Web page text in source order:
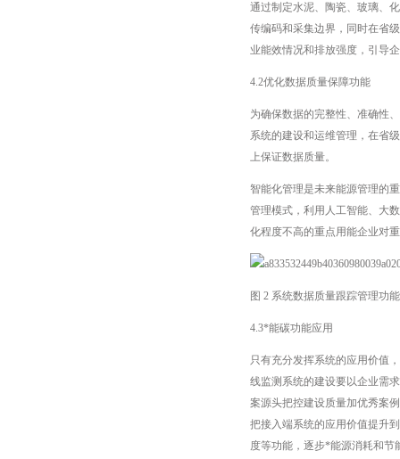
通过制定水泥、陶瓷、玻璃、
传编码和采集边界，同时在省
业能效情况和排放强度，引导
4.2优化数据质量保障功能
为确保数据的完整性、准确性
系统的建设和运维管理，在省
上保证数据质量。
智能化管理是未来能源管理的
管理模式，利用人工智能、大
化程度不高的重点用能企业对
图 2 系统数据质量跟踪管理功
4.3*能碳功能应用
只有充分发挥系统的应用价值
线监测系统的建设要以企业需
案源头把控建设质量加优秀案
把接入端系统的应用价值提升
度等功能，逐步*能源消耗和节